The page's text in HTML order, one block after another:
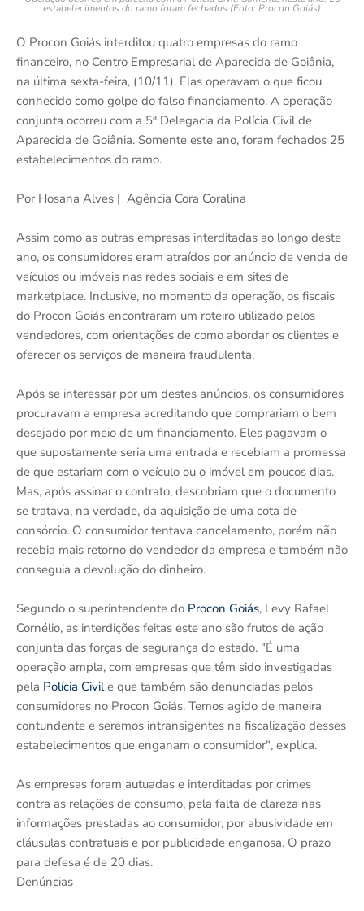
estabelecimentos do ramo foram fechados (Foto: Procon Goiás)
O Procon Goiás interditou quatro empresas do ramo
financeiro, no Centro Empresarial de Aparecida de Goiânia,
na última sexta-feira, (10/11). Elas operavam o que ficou
conhecido como golpe do falso financiamento. A operação
conjunta ocorreu com a 5ª Delegacia da Polícia Civil de
Aparecida de Goiânia. Somente este ano, foram fechados 25
estabelecimentos do ramo.
Por Hosana Alves | Agência Cora Coralina
Assim como as outras empresas interditadas ao longo deste
ano, os consumidores eram atraídos por anúncio de venda de
veículos ou imóveis nas redes sociais e em sites de
marketplace. Inclusive, no momento da operação, os fiscais
do Procon Goiás encontraram um roteiro utilizado pelos
vendedores, com orientações de como abordar os clientes e
oferecer os serviços de maneira fraudulenta.
Após se interessar por um destes anúncios, os consumidores
procuravam a empresa acreditando que comprariam o bem
desejado por meio de um financiamento. Eles pagavam o
que supostamente seria uma entrada e recebiam a promessa
de que estariam com o veículo ou o imóvel em poucos dias.
Mas, após assinar o contrato, descobriam que o documento
se tratava, na verdade, da aquisição de uma cota de
consórcio. O consumidor tentava cancelamento, porém não
recebia mais retorno do vendedor da empresa e também não
conseguia a devolução do dinheiro.
Segundo o superintendente do Procon Goiás, Levy Rafael
Cornélio, as interdições feitas este ano são frutos de ação
conjunta das forças de segurança do estado. "É uma
operação ampla, com empresas que têm sido investigadas
pela Polícia Civile que também são denunciadas pelos
consumidores no Procon Goiás. Temos agido de maneira
contundente e seremos intransigentes na fiscalização desses
estabelecimentos que enganam o consumidor", explica.
As empresas foram autuadas e interditadas por crimes
contra as relações de consumo, pela falta de clareza nas
informações prestadas ao consumidor, por abusividade em
cláusulas contratuais e por publicidade enganosa. O prazo
para defesa é de 20 dias.
Denúncias